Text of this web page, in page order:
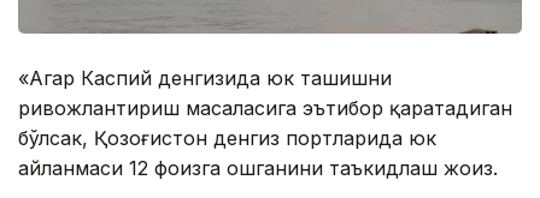
«Агар Каспий денгизида юк ташишни
ривожлантириш масаласига эътибор қаратадиган
бўлсак, Қозоғистон денгиз портларида юк
айланмаси 12 фоизга ошганини таъкидлаш жоиз.